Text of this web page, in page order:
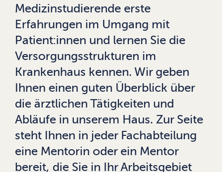
Medizinstudierende erste
Erfahrungen im Umgang mit
Patient:innen und lernen Sie die
Versorgungsstrukturen im
Krankenhaus kennen. Wir geben
Ihnen einen guten Überblick über
die ärztlichen Tätigkeiten und
Abläufe in unserem Haus. Zur Seite
steht Ihnen in jeder Fachabteilung
eine Mentorin oder ein Mentor
bereit, die Sie in Ihr Arbeitsgebiet